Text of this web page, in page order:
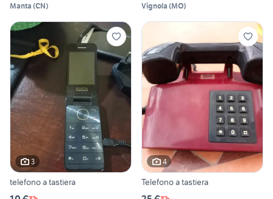
Manta (CN) Vignola (MO)
3
telefono a tastiera
4
Telefono a tastiera